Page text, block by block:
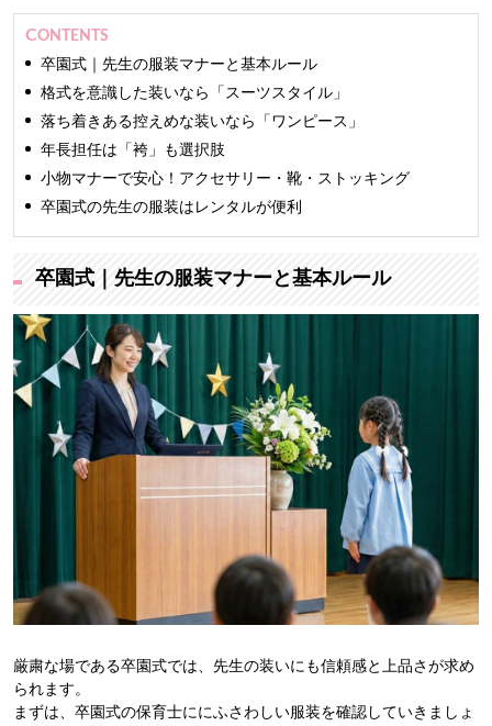
株式会社ミスコンシャス 代表取締役社長（2012年
業界最大級のインターネット専門
ファッションモデルやアパレルバイヤーの経験もあ
り、おしゃれコンシャスでは主に商品の仕入れを担
TV、新聞をはじめとする100を超えるメディアに出演
しています。
CONTENTS
卒園式｜先生の服装マナーと基本ルール
格式を意識した装いなら「スーツスタイル」
落ち着きある控えめな装いなら「ワンピース」
年長担任は「袴」も選択肢
小物マナーで安心！アクセサリー・靴・ストッキング
卒園式の先生の服装はレンタルが便利
卒園式｜先生の服装マナーと基本ルール
厳粛な場である卒園式では、先生の装いにも信頼感と上品さが求め
られます。
まずは、卒園式の保育士ににふさわしい服装を確認していきましょ